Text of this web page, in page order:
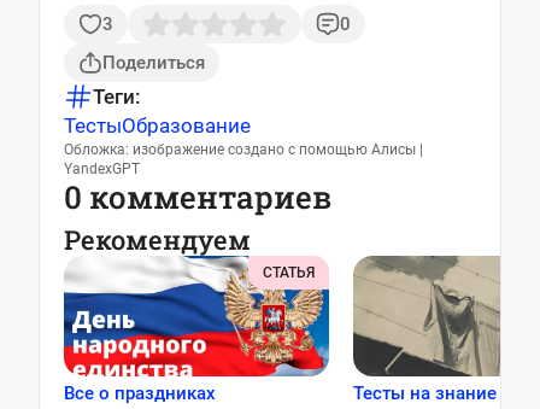
3
0
Поделиться
Теги:
ТестыОбразование
Обложка: изображение создано с помощью Алисы |
YandexGPT
0 комментариев
Рекомендуем
СТАТЬЯ
Все о праздниках Тесты на знание